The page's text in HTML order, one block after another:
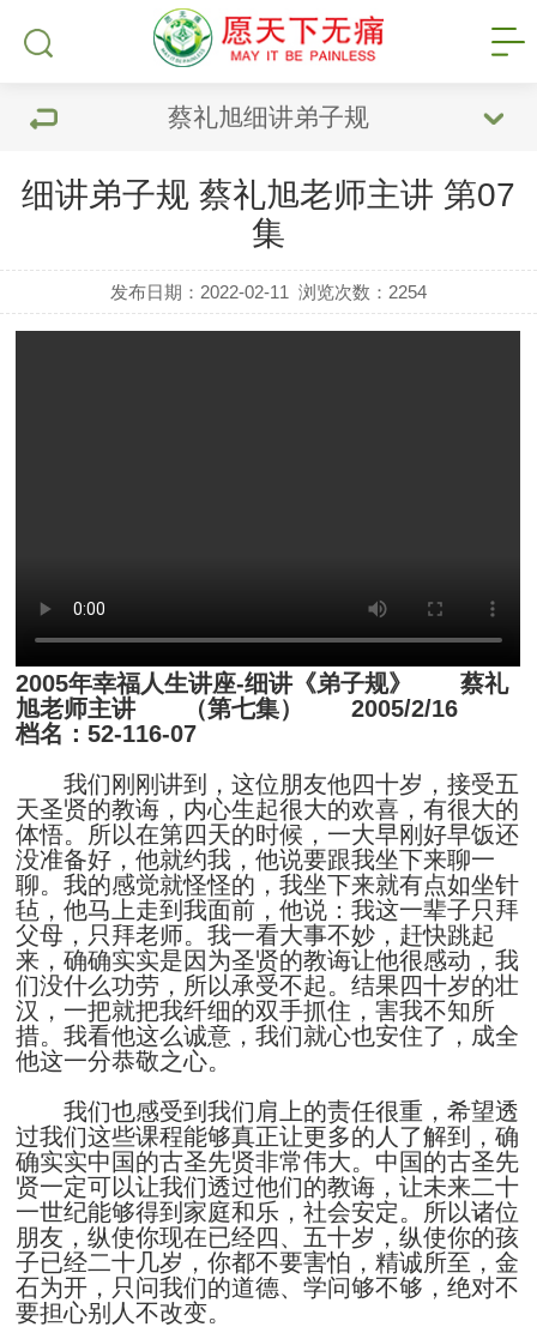
蔡礼旭细讲弟子规
细讲弟子规 蔡礼旭老师主讲 第07
集
发布日期：2022-02-11 浏览次数： 2254
2005年幸福人生讲座-细讲《弟子规》 蔡礼
旭老师主讲 （第七集） 2005/2/16
档名：52-116-07
我们刚刚讲到，这位朋友他四十岁，接受五
天圣贤的教诲，内心生起很大的欢喜，有很大的
体悟。所以在第四天的时候，一大早刚好早饭还
没准备好，他就约我，他说要跟我坐下来聊一
聊。我的感觉就怪怪的，我坐下来就有点如坐针
毡，他马上走到我面前，他说：我这一辈子只拜
父母，只拜老师。我一看大事不妙，赶快跳起
来，确确实实是因为圣贤的教诲让他很感动，我
们没什么功劳，所以承受不起。结果四十岁的壮
汉，一把就把我纤细的双手抓住，害我不知所
措。我看他这么诚意，我们就心也安住了，成全
他这一分恭敬之心。
我们也感受到我们肩上的责任很重，希望透
过我们这些课程能够真正让更多的人了解到，确
确实实中国的古圣先贤非常伟大。中国的古圣先
贤一定可以让我们透过他们的教诲，让未来二十
一世纪能够得到家庭和乐，社会安定。所以诸位
朋友，纵使你现在已经四、五十岁，纵使你的孩
子已经二十几岁，你都不要害怕，精诚所至，金
石为开，只问我们的道德、学问够不够，绝对不
要担心别人不改变。